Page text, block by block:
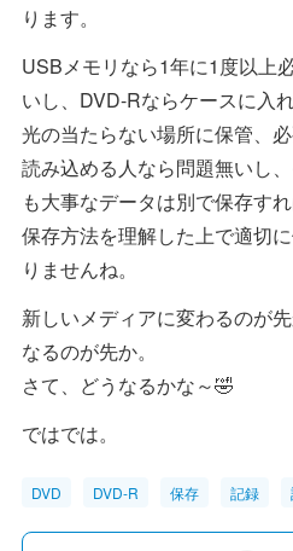
ります。
USBメモリなら1年に1度以上
いし、DVD-Rならケースに入
光の当たらない場所に保管、
読み込める人なら問題無いし
も大事なデータは別で保存す
保存方法を理解した上で適切
りませんね。
新しいメディアに変わるのが
なるのが先か。
さて、どうなるかな～🤣
ではでは。
DVD DVD-R 保存 記録